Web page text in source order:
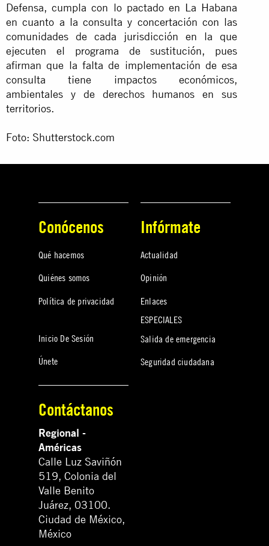
Defensa, cumpla con lo pactado en La Habana
en cuanto a la consulta y concertación con las
comunidades de cada jurisdicción en la que
ejecuten el programa de sustitución, pues
afirman que la falta de implementación de esa
consulta tiene impactos económicos,
ambientales y de derechos humanos en sus
territorios.
Foto: Shutterstock.com
Conócenos
Qué hacemos
Quiénes somos
Política de privacidad
Inicio De Sesión
Únete
Infórmate
Actualidad
Opinión
Enlaces
ESPECIALES
Salida de emergencia
Seguridad ciudadana
Contáctanos
Regional -
Américas
Calle Luz Saviñón
519, Colonia del
Valle Benito
Juárez, 03100.
Ciudad de México,
México